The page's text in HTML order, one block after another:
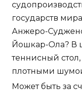
государств
Анжеро-
Йошкар-Ола? В
теннисный
плотными
Может быть за